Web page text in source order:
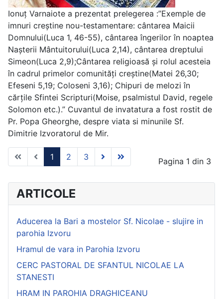
Ionuț Varnaiote a prezentat prelegerea :”Exemple de
imnuri creștine nou-testamentare: cântarea Maicii
Domnului(Luca 1, 46-55), cântarea îngerilor în noaptea
Nașterii Mântuitorului(Luca 2,14), cântarea dreptului
Simeon(Luca 2,9);Cântarea religioasă și rolul acesteia
în cadrul primelor comunități creștine(Matei 26,30;
Efeseni 5,19; Coloseni 3,16); Chipuri de melozi în
cărțile Sfintei Scripturi(Moise, psalmistul David, regele
Solomon etc.).” Cuvantul de invatatura a fost rostit de
Pr. Popa Gheorghe, despre viata si minunile Sf.
Dimitrie Izvoratorul de Mir.
Pagina 1 din 3
1 2 3
ARTICOLE
Aducerea la Bari a mostelor Sf. Nicolae - slujire in
parohia Izvoru
Hramul de vara in Parohia Izvoru
CERC PASTORAL DE SFANTUL NICOLAE LA
STANESTI
HRAM IN PAROHIA DRAGHICEANU